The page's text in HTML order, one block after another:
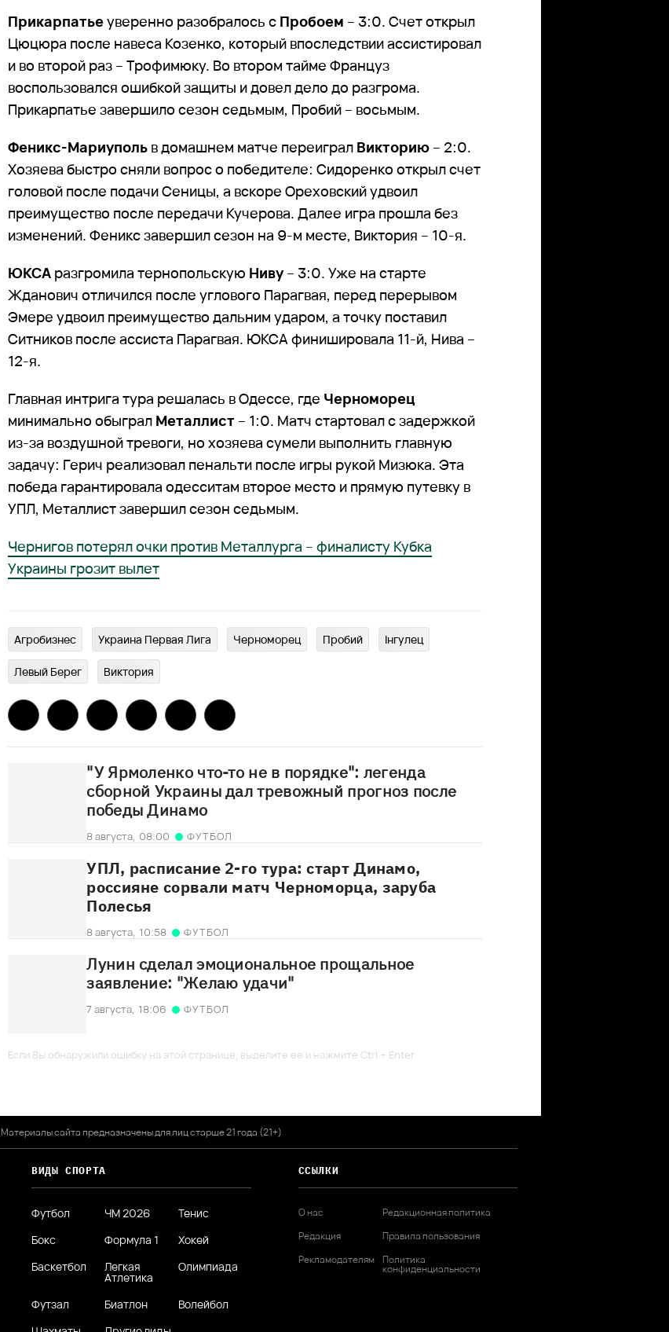
Прикарпатьеуверенно разобралось с Пробоем – 3:0. Счет открыл
Цюцюра после навеса Козенко, который впоследствии ассистировал
и во второй раз – Трофимюку. Во втором тайме Француз
воспользовался ошибкой защиты и довел дело до разгрома.
Прикарпатье завершило сезон седьмым, Пробий – восьмым.
Феникс-Мариуполь в домашнем матче переиграл Викторию – 2:0.
Хозяева быстро сняли вопрос о победителе: Сидоренко открыл счет
головой после подачи Сеницы, а вскоре Ореховский удвоил
преимущество после передачи Кучерова. Далее игра прошла без
изменений. Феникс завершил сезон на 9-м месте, Виктория – 10-я.
ЮКСА разгромила тернопольскую Ниву – 3:0. Уже на старте
Жданович отличился после углового Парагвая, перед перерывом
Эмере удвоил преимущество дальним ударом, а точку поставил
Ситников после ассиста Парагвая. ЮКСА финишировала 11-й, Нива –
12-я.
Главная интрига тура решалась в Одессе, где Черноморец
минимально обыграл Металлист – 1:0. Матч стартовал с задержкой
из-за воздушной тревоги, но хозяева сумели выполнить главную
задачу: Герич реализовал пенальти после игры рукой Мизюка. Эта
победа гарантировала одесситам второе место и прямую путевку в
УПЛ, Металлист завершил сезон седьмым.
Чернигов потерял очки против Металлурга – финалисту Кубка
Украины грозит вылет
Агробизнес Украина Первая Лига Черноморец Пробий Інгулец
Левый Берег Виктория
"У Ярмоленко что-то не в порядке": легенда
сборной Украины дал тревожный прогноз после
победы Динамо
8 августа, 08:00 ФУТБОЛ
УПЛ, расписание 2-го тура: старт Динамо,
россияне сорвали матч Черноморца, заруба
Полесья
8 августа, 10:58 ФУТБОЛ
Лунин сделал эмоциональное прощальное
заявление: "Желаю удачи"
7 августа, 18:06 ФУТБОЛ
Если Вы обнаружили ошибку на этой странице, выделите ее и нажмите Ctrl + Enter
Материалы сайта предназначены для лиц старше 21 года (21+)
ВИДЫ СПОРТА
Футбол ЧМ 2026
Тенис
Бокс
Формула 1
Хокей
Баскетбол
Легкая
Атлетика
Олимпиада
Футзал Биатлон
Волейбол
ССЫЛКИ
О нас
Редакция
Рекламодателям
Редакционная политика
Правила пользования
Политика
конфиденциальности